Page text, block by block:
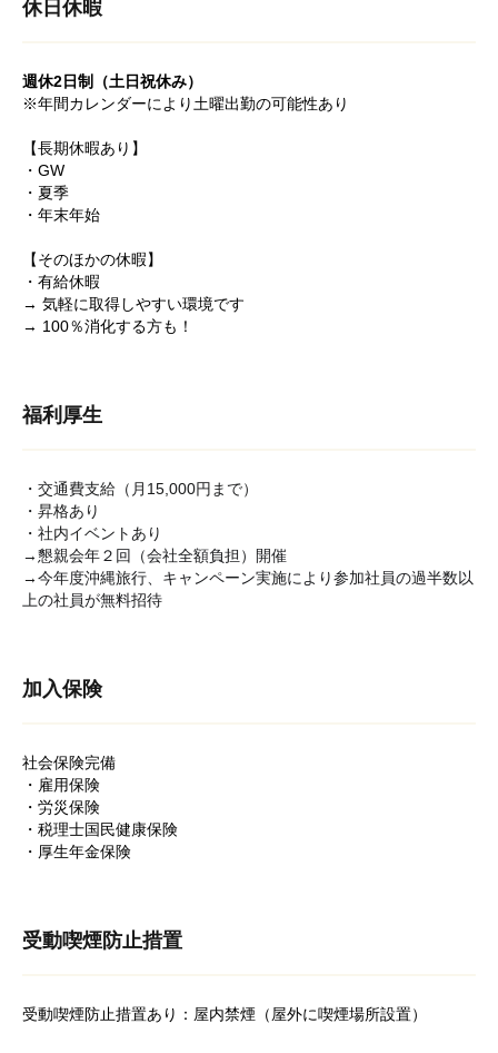
休日休暇
週休2日制（土日祝休み）
※年間カレンダーにより土曜出勤の可能性あり
【長期休暇あり】
・GW
・夏季
・年末年始
【そのほかの休暇】
・有給休暇
→ 気軽に取得しやすい環境です
→ 100％消化する方も！
福利厚生
・交通費支給（月15,000円まで）
・昇格あり
・社内イベントあり
→懇親会年２回（会社全額負担）開催
→今年度沖縄旅行、キャンペーン実施により参加社員の過半数以
上の社員が無料招待
加入保険
社会保険完備
・雇用保険
・労災保険
・税理士国民健康保険
・厚生年金保険
受動喫煙防止措置
受動喫煙防止措置あり：屋内禁煙（屋外に喫煙場所設置）